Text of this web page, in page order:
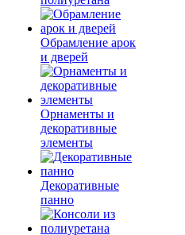
Обрамление арок
и дверей
Орнаменты и
декоративные
элементы
Декоративные
панно